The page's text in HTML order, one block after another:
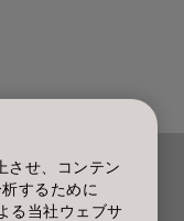
させ、コンテン
するために
る当社ウェブサ